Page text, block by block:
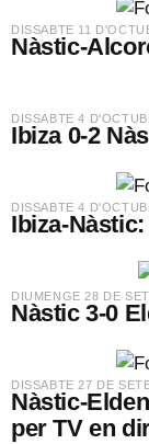
​DISSABTE 11
Nàstic-
​DISSABTE 4
Ibiza 0-2
​DISSABTE 4
Ibiza-
​DIUMENGE 28 DE
Nàstic 3-0
​DISSABTE 27 DE
Nàstic-
per TV en